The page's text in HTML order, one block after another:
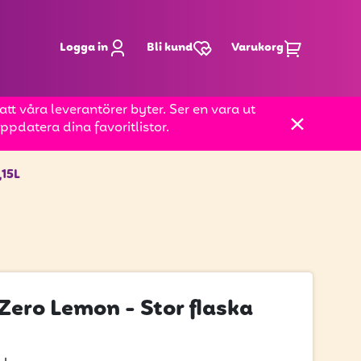
Logga in Bli kund Varukorg
våra leverantörer byter. Ser en vara ut
dina favoritlistor.
Lemon - Stor flaska